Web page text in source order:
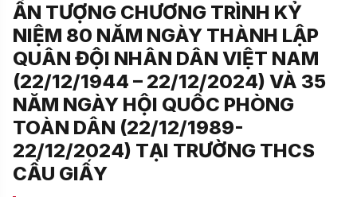
ẤN TƯỢNG CHƯƠNG TRÌNH KỶ
NIỆM 80 NĂM NGÀY THÀNH LẬP
QUÂN ĐỘI NHÂN DÂN VIỆT NAM
(22/12/1944 – 22/12/2024) VÀ 35
NĂM NGÀY HỘI QUỐC PHÒNG
TOÀN DÂN (22/12/1989-
22/12/2024) TẠI TRƯỜNG THCS
CẦU GIẤY